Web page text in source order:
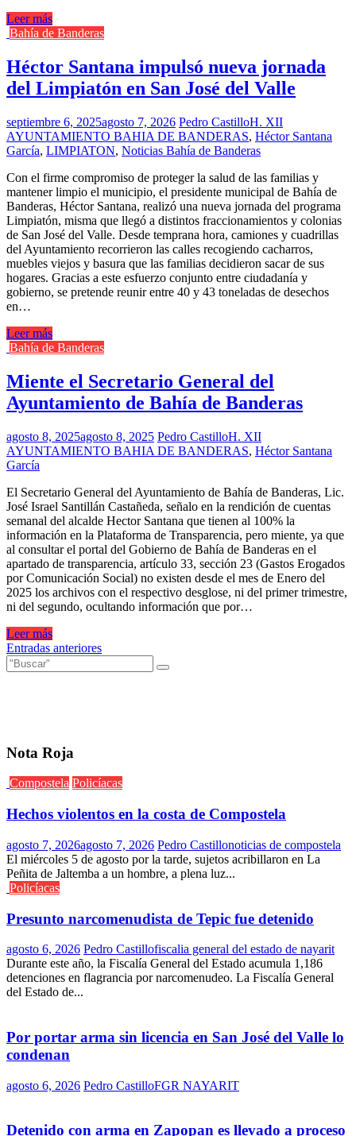
Leer más
Bahía de Banderas
Héctor Santana impulsó nueva jornada
del Limpiatón en San José del Valle
septiembre 6, 2025agosto 7, 2026 Pedro CastilloH. XII
AYUNTAMIENTO BAHIA DE BANDERAS, Héctor Santana
García, LIMPIATON, Noticias Bahía de Banderas
Con el firme compromiso de proteger la salud de las familias y
mantener limpio el municipio, el presidente municipal de Bahía de
Banderas, Héctor Santana, realizó una nueva jornada del programa
Limpiatón, misma que llegó a distintos fraccionamientos y colonias
de San José del Valle. Desde temprana hora, camiones y cuadrillas
del Ayuntamiento recorrieron las calles recogiendo cacharros,
muebles viejos y basura que las familias decidieron sacar de sus
hogares. Gracias a este esfuerzo conjunto entre ciudadanía y
gobierno, se pretende reunir entre 40 y 43 toneladas de desechos
en…
Leer más
Bahía de Banderas
Miente el Secretario General del
Ayuntamiento de Bahía de Banderas
agosto 8, 2025agosto 8, 2025 Pedro CastilloH. XII
AYUNTAMIENTO BAHIA DE BANDERAS, Héctor Santana
García
El Secretario General del Ayuntamiento de Bahía de Banderas, Lic.
José Israel Santillán Castañeda, señalo en la rendición de cuentas
semanal del alcalde Hector Santana que tienen al 100% la
información en la Plataforma de Transparencia, pero miente, ya que
al consultar el portal del Gobierno de Bahía de Banderas en el
apartado de transparencia, artículo 33, sección 23 (Gastos Erogados
por Comunicación Social) no existen desde el mes de Enero del
2025 los archivos con el respectivo desglose, ni del primer trimestre,
ni del segundo, ocultando información que por…
Leer más
Navegación
de
Entradas anteriores
Nota Roja
Compostela Policíacas
Hechos violentos en la costa de Compostela
agosto 7, 2026agosto 7, 2026 Pedro Castillonoticias de compostela
El miércoles 5 de agosto por la tarde, sujetos acribillaron en La
Peñita de Jaltemba a un hombre, a plena luz...
Policíacas
Presunto narcomenudista de Tepic fue detenido
agosto 6, 2026 Pedro Castillofiscalia general del estado de nayarit
Durante este año, la Fiscalía General del Estado acumula 1,186
detenciones en flagrancia por narcomenudeo. La Fiscalía General
del Estado de...
Por portar arma sin licencia en San José del Valle lo
condenan
agosto 6, 2026 Pedro CastilloFGR NAYARIT
Detenido con arma en Zapopan es llevado a proceso